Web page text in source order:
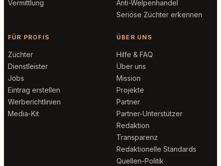
Vermittlung
Anti-Welpenhandel
Seriöse Züchter erkennen
FÜR PROFIS
Züchter
Dienstleister
Jobs
Eintrag erstellen
Werberichtlinien
Media-Kit
ÜBER UNS
Hilfe & FAQ
Über uns
Mission
Projekte
Partner
Partner-Unterstützer
Redaktion
Transparenz
Redaktionelle Standards
Quellen-Politik